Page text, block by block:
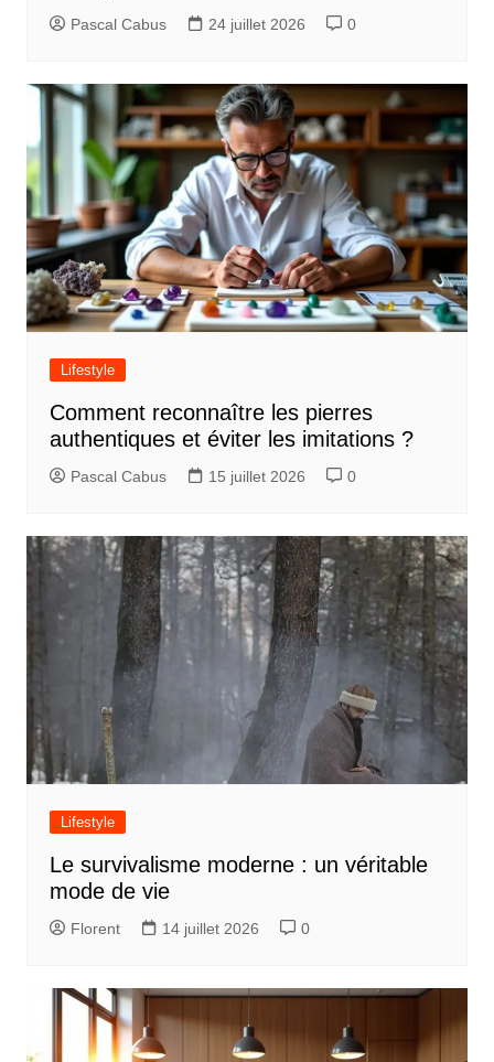
t
c
l
e
Pascal Cabus 24 juillet 2026 0
Lifestyle
Comment reconnaître les pierres
authentiques et éviter les imitations ?
Pascal Cabus 15 juillet 2026 0
Lifestyle
Le survivalisme moderne : un véritable
mode de vie
Florent 14 juillet 2026 0